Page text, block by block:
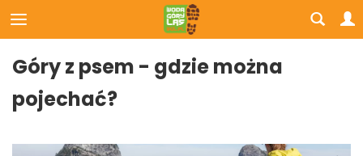
Góry z psem - gdzie można
pojechać?